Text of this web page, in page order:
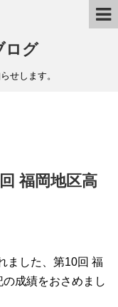
ログ
せします。
福岡地区高
ました、第10回 福
成績をおさめまし